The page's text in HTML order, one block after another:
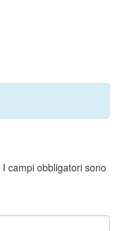
I campi obbligatori sono